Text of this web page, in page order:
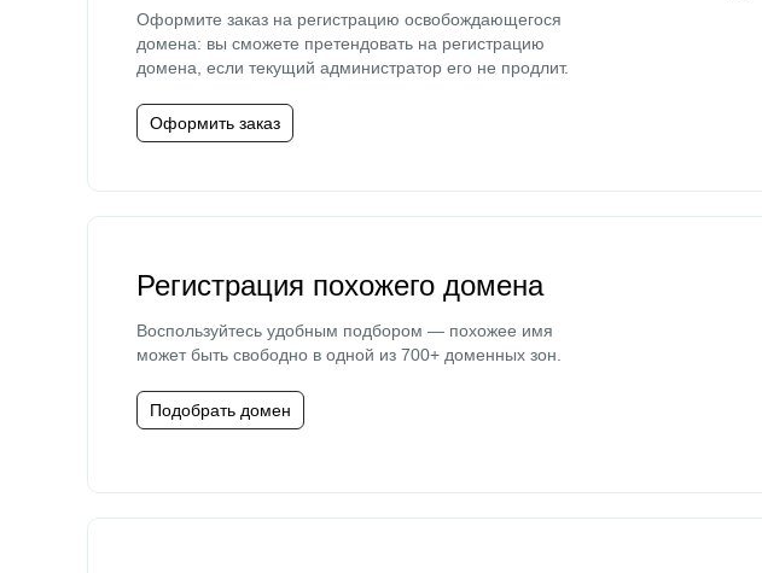
Оформите заказ на регистрацию освобождающегося
домена: вы сможете претендовать на регистрацию
домена, если текущий администратор его не продлит.
Оформить заказ
Регистрация похожего домена
Воспользуйтесь удобным подбором — похожее имя
может быть свободно в одной из 700+ доменных зон.
Подобрать домен